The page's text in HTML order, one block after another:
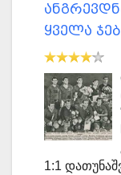
ყველა
1:1